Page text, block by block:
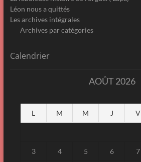
Léon nous a quittés
Les archives intégrales
Archives par catégories
Calendrier
AOÛT 2026
L M M J V
3 4 5 6 7